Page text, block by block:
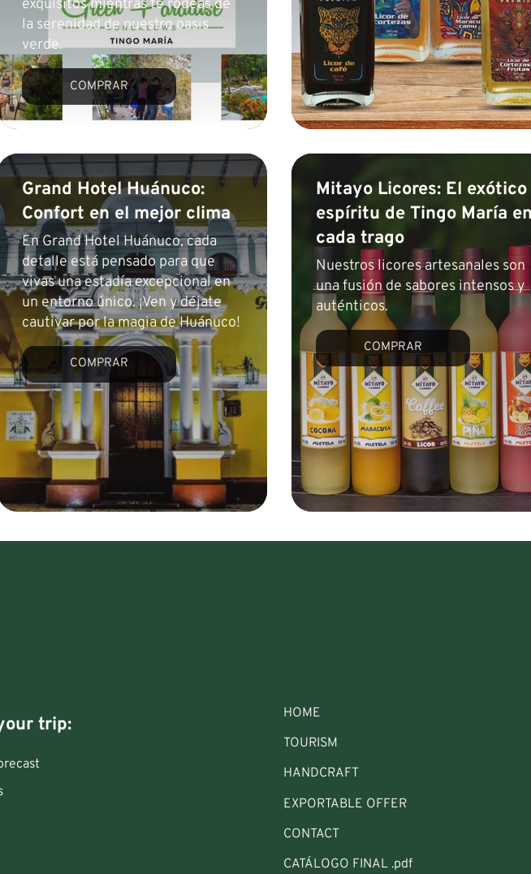
exquisitos mientras te rodeas de
la serenidad de nuestro oasis
verde.
COMPRAR
Grand Hotel Huánuco:
Confort en el mejor clima
En Grand Hotel Huánuco, cada
detalle está pensado para que
vivas una estadía excepcional en
un entorno único. ¡Ven y déjate
cautivar por la magia de Huánuco!
COMPRAR
Mitayo Licores: El exótico
espíritu de Tingo María
cada trago
Nuestros licores artesanales son
una fusión de sabores intensos y
auténticos.
COMPRAR
trip:
HOME
TOURISM
HANDCRAFT
EXPORTABLE OFFER
CONTACT
CATÁLOGO FINAL .pdf